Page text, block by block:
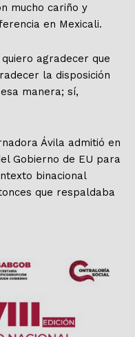
mucho cariño y
en Mexicali.
agradecer que
la disposición
manera; sí,
Ávila admitió en
Gobierno de EU para
binacional
que respaldaba